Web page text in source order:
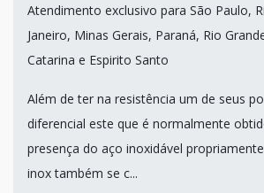
Atendimento exclusivo para São Paulo,
Janeiro, Minas Gerais, Paraná, Rio
Catarina e Espirito Santo
Além de ter na resistência um de seus
diferencial este que é normalmente
presença do aço inoxidável
inox também se c...